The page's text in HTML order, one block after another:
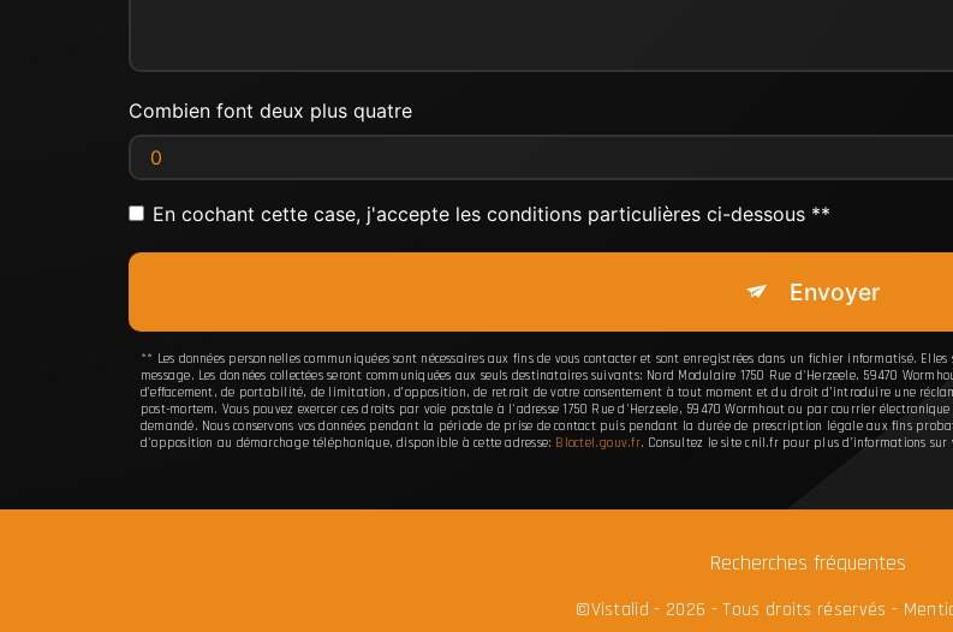
Combien font deux plus quatre
En cochant cette case, j'accepte les conditions particulières ci-dessous **
Envoyer
** Les données personnelles communiquées sont nécessaires aux fins de vous contacter et sont enregistrées dans un fichier informatisé.
message. Les données collectées seront communiquées aux seuls destinataires suivants: Nord Modulaire 1750 Rue d'Herzeele, 59470
d’effacement, de portabilité, de limitation, d’opposition, de retrait de votre consentement à tout moment et du droit d’introduire une
post-mortem. Vous pouvez exercer ces droits par voie postale à l'adresse 1750 Rue d'Herzeele, 59470 Wormhout ou par courrier
demandé. Nous conservons vos données pendant la période de prise de contact puis pendant la durée de prescription légale aux fins
d'opposition au démarchage téléphonique, disponible à cette adresse:
Bloctel.gouv.fr. Consultez le site cnil.fr pour plus d’informations sur
Recherches fréquentes
©Vistalid - 2026 - Tous droits réservés -